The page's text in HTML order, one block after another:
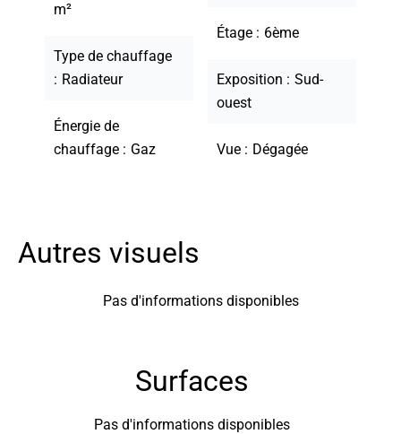
m²
Type de chauffage
Radiateur
Énergie de
chauffage
Gaz
Étage 6ème
Exposition
Sud-
ouest
Vue Dégagée
Autres visuels
Pas d'informations disponibles
Surfaces
Pas d'informations disponibles